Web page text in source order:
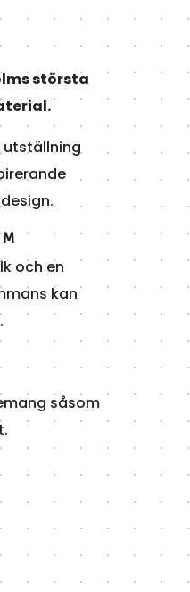
största
utställning
och en
kan
såsom